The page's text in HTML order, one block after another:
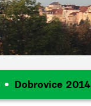
Dobrovice 2014